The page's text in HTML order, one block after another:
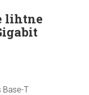
lihtne
Base-T